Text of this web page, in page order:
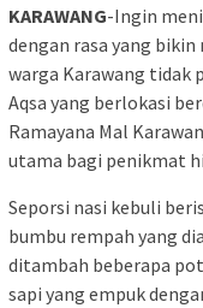
KARAWANG-Ingin
dengan rasa yang
warga Karawang tidak
Aqsa yang berlokasi
Ramayana Mal
utama bagi penikmat
Seporsi nasi kebuli
bumbu rempah yang
ditambah beberapa
sapi yang empuk